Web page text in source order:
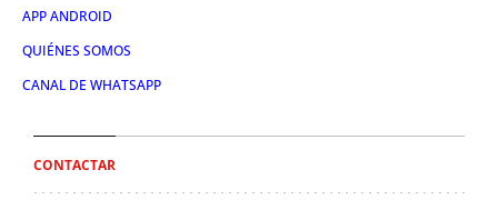
APP ANDROID
QUIÉNES SOMOS
CANAL DE WHATSAPP
CONTACTAR